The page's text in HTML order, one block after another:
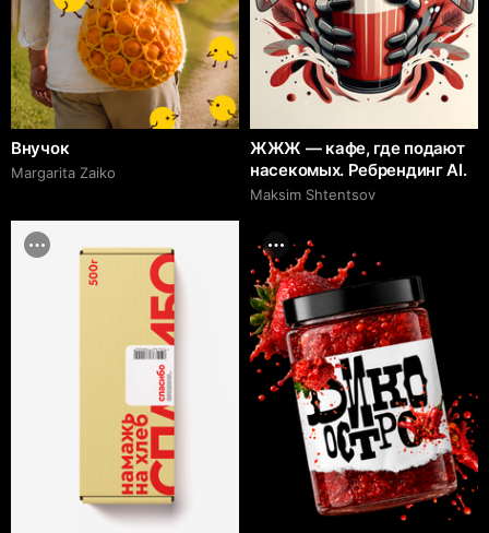
Внучок
Margarita Zaiko
ЖЖЖ — кафе, где подают
насекомых. Ребрендинг AI.
Maksim Shtentsov